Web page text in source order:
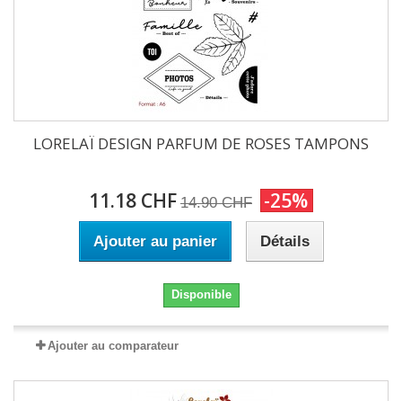
LORELAÏ DESIGN PARFUM DE ROSES TAMPONS
11.18 CHF 14.90 CHF -25%
Ajouter au panier Détails
Disponible
Ajouter au comparateur